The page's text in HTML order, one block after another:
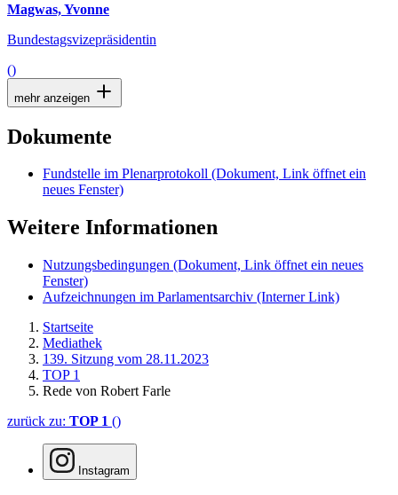
Magwas, Yvonne
Bundestagsvizepräsidentin
()
mehr anzeigen
Dokumente
Fundstelle im Plenarprotokoll (Dokument, Link öffnet ein
neues Fenster)
Weitere Informationen
Nutzungsbedingungen (Dokument, Link öffnet ein neues
Fenster)
Aufzeichnungen im Parlamentsarchiv (Interner Link)
Startseite
Mediathek
139. Sitzung vom 28.11.2023
TOP 1
Rede von Robert Farle
zurück zu: TOP 1 ()
Instagram